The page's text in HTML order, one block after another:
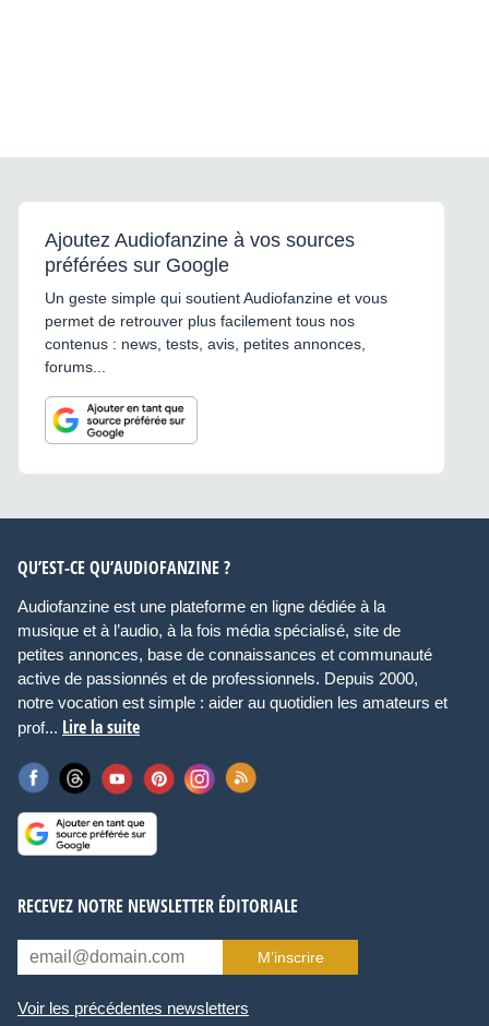
Ajoutez Audiofanzine à vos sources
préférées sur Google
Un geste simple qui soutient Audiofanzine et vous
permet de retrouver plus facilement tous nos
contenus : news, tests, avis, petites annonces,
forums...
QU’EST-CE QU’AUDIOFANZINE ?
Audiofanzine est une plateforme en ligne dédiée à la
musique et à l’audio, à la fois média spécialisé, site de
petites annonces, base de connaissances et communauté
active de passionnés et de professionnels. Depuis 2000,
notre vocation est simple : aider au quotidien les amateurs et
prof... Lire la suite
RECEVEZ NOTRE NEWSLETTER ÉDITORIALE
M’inscrire
Voir les précédentes newsletters